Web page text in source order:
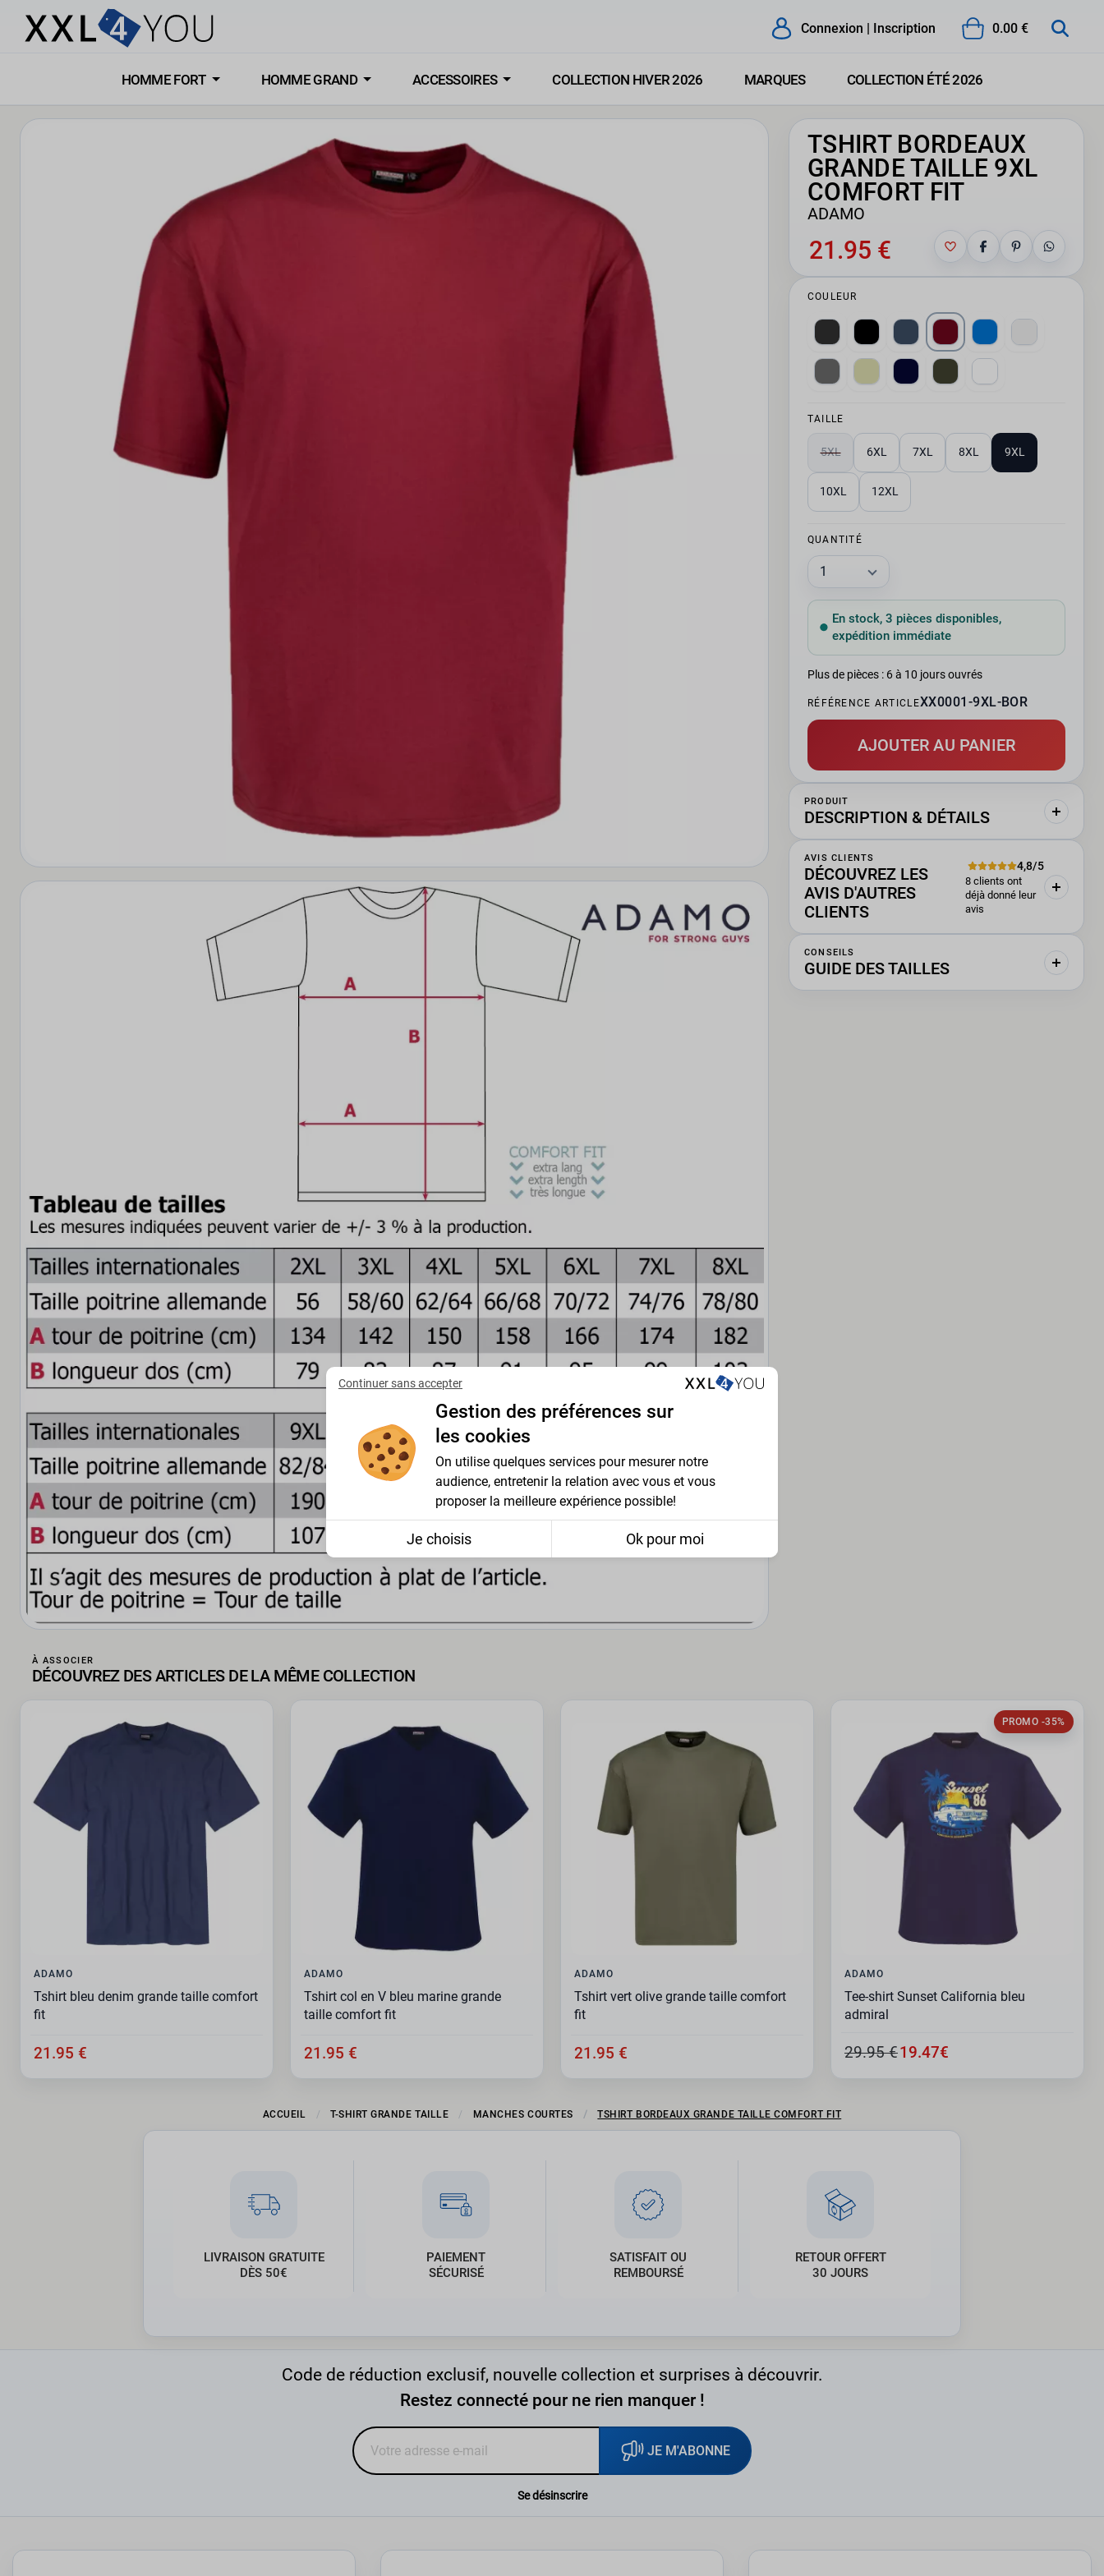
Connexion | Inscription 0.00 €
HOMME FORT HOMME GRAND ACCESSOIRES COLLECTION HIVER 2026 MARQUES COLLECTION ÉTÉ 2026
TSHIRT BORDEAUX
GRANDE TAILLE 9XL
COMFORT FIT
ADAMO
21.95 €
COULEUR
TAILLE
5XL 6XL 7XL 8XL 9XL
10XL 12XL
QUANTITÉ
En stock, 3 pièces disponibles,
expédition immédiate
Plus de pièces : 6 à 10 jours ouvrés
RÉFÉRENCE ARTICLEXX0001-9XL-BOR
AJOUTER AU PANIER
PRODUIT
DESCRIPTION & DÉTAILS
AVIS CLIENTS
DÉCOUVREZ LES
AVIS D'AUTRES
CLIENTS
4,8/5
8 clients ont
déjà donné leur
avis
CONSEILS
GUIDE DES TAILLES
À ASSOCIER
DÉCOUVREZ DES ARTICLES DE LA MÊME COLLECTION
ADAMO
Tshirt bleu denim grande taille comfort
fit
21.95 €
ADAMO
Tshirt col en V bleu marine grande
taille comfort fit
21.95 €
ADAMO
Tshirt vert olive grande taille comfort
fit
21.95 €
PROMO -35%
ADAMO
Tee-shirt Sunset California bleu
admiral
29.95 €19.47€
ACCUEIL T-SHIRT GRANDE TAILLE MANCHES COURTES TSHIRT BORDEAUX GRANDE TAILLE COMFORT FIT
LIVRAISON GRATUITE
DÈS 50€
PAIEMENT
SÉCURISÉ
SATISFAIT OU
REMBOURSÉ
RETOUR OFFERT
30 JOURS
Code de réduction exclusif, nouvelle collection et surprises à découvrir.
Restez connecté pour ne rien manquer !
JE M'ABONNE
Se désinscrire
Continuer sans accepter
Gestion des préférences sur
les cookies
On utilise quelques services pour mesurer notre
audience, entretenir la relation avec vous et vous
proposer la meilleure expérience possible!
Je choisis Ok pour moi